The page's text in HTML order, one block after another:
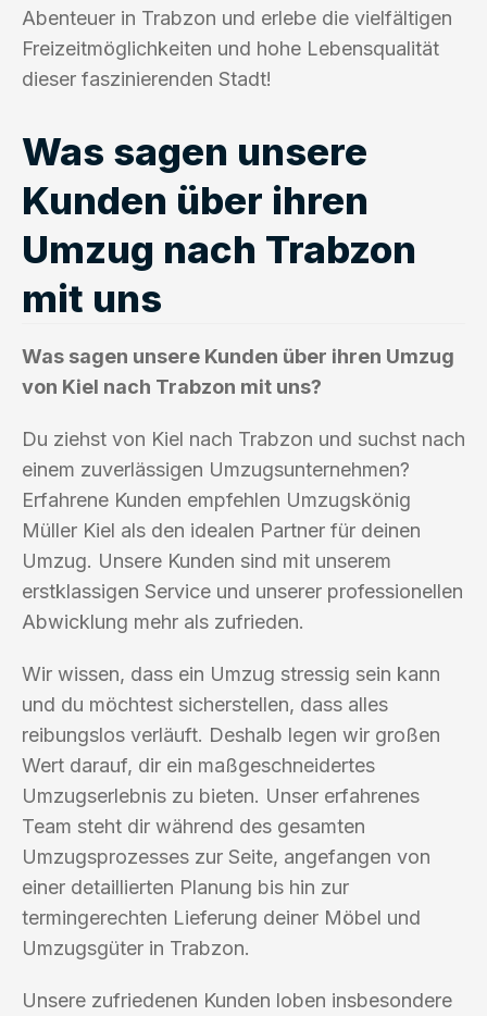
Abenteuer in Trabzon und erlebe die vielfältigen
Freizeitmöglichkeiten und hohe Lebensqualität
dieser faszinierenden Stadt!
Was sagen unsere
Kunden über ihren
Umzug nach Trabzon
mit uns
Was sagen unsere Kunden über ihren Umzug
von Kiel nach Trabzon mit uns?
Du ziehst von Kiel nach Trabzon und suchst nach
einem zuverlässigen Umzugsunternehmen?
Erfahrene Kunden empfehlen Umzugskönig
Müller Kiel als den idealen Partner für deinen
Umzug. Unsere Kunden sind mit unserem
erstklassigen Service und unserer professionellen
Abwicklung mehr als zufrieden.
Wir wissen, dass ein Umzug stressig sein kann
und du möchtest sicherstellen, dass alles
reibungslos verläuft. Deshalb legen wir großen
Wert darauf, dir ein maßgeschneidertes
Umzugserlebnis zu bieten. Unser erfahrenes
Team steht dir während des gesamten
Umzugsprozesses zur Seite, angefangen von
einer detaillierten Planung bis hin zur
termingerechten Lieferung deiner Möbel und
Umzugsgüter in Trabzon.
Unsere zufriedenen Kunden loben insbesondere